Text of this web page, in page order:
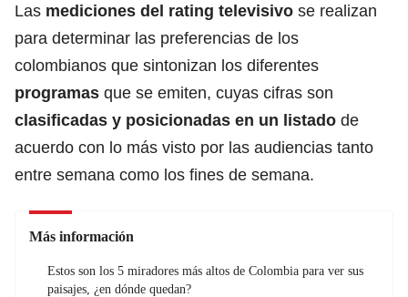
Las mediciones del rating televisivo se realizan
para determinar las preferencias de los
colombianos que sintonizan los diferentes
programas que se emiten, cuyas cifras son
clasificadas y posicionadas en un listado de
acuerdo con lo más visto por las audiencias tanto
entre semana como los fines de semana.
Más información
Estos son los 5 miradores más altos de Colombia para ver sus
paisajes, ¿en dónde quedan?